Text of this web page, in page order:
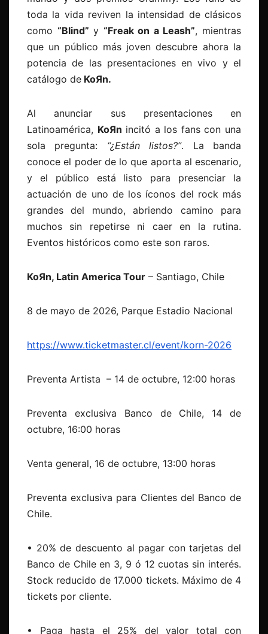
toda la vida reviven la intensidad de clásicos
como “Blind” y “Freak on a Leash”, mientras
que un público más joven descubre ahora la
potencia de las presentaciones en vivo y el
catálogo de KoЯn.
Al anunciar sus presentaciones en
Latinoamérica, KoЯn incitó a los fans con una
sola pregunta: “¿Están listos?”. La banda
conoce el poder de lo que aporta al escenario,
y el público está listo para presenciar la
actuación de uno de los íconos del rock más
grandes del mundo, abriendo camino para
muchos sin repetirse ni caer en la rutina.
Eventos históricos como este son raros.
KoЯn, Latin America Tour – Santiago, Chile
8 de mayo de 2026, Parque Estadio Nacional
https://www.ticketmaster.cl/event/korn-2026
Preventa Artista – 14 de octubre, 12:00 horas
Preventa exclusiva Banco de Chile, 14 de
octubre, 16:00 horas
Venta general, 16 de octubre, 13:00 horas
Preventa exclusiva para Clientes del Banco de
Chile.
• 20% de descuento al pagar con tarjetas del
Banco de Chile en 3, 9 ó 12 cuotas sin interés.
Stock reducido de 17.000 tickets. Máximo de 4
tickets por cliente.
• Paga hasta el 25% del valor total con